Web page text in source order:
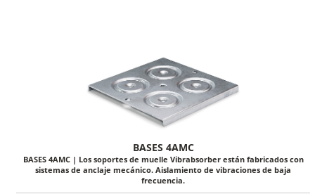
BASES 4AMC
BASES 4AMC | Los soportes de muelle Vibrabsorber están fabricados con
sistemas de anclaje mecánico. Aislamiento de vibraciones de baja
frecuencia.